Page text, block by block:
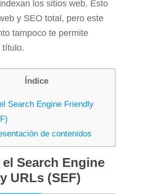
los sitios web. Esto
y SEO total, pero este
tampoco te permite
título.
Índice
Search Engine Friendly
de contenidos
el Search Engine
URLs (SEF)